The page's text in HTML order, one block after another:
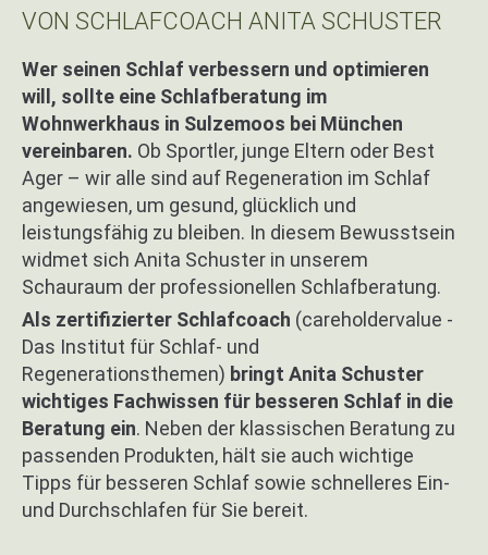
VON SCHLAFCOACH ANITA SCHUSTER
Wer seinen Schlaf verbessern und optimieren
will, sollte eine Schlafberatung im
Wohnwerkhaus in Sulzemoos bei München
vereinbaren. Ob Sportler, junge Eltern oder Best
Ager – wir alle sind auf Regeneration im Schlaf
angewiesen, um gesund, glücklich und
leistungsfähig zu bleiben. In diesem Bewusstsein
widmet sich Anita Schuster in unserem
Schauraum der professionellen Schlafberatung.
Als zertifizierter Schlafcoach (careholdervalue -
Das Institut für Schlaf- und
Regenerationsthemen) bringt Anita Schuster
wichtiges Fachwissen für besseren Schlaf in die
Beratung ein. Neben der klassischen Beratung zu
passenden Produkten, hält sie auch wichtige
Tipps für besseren Schlaf sowie schnelleres Ein-
und Durchschlafen für Sie bereit.